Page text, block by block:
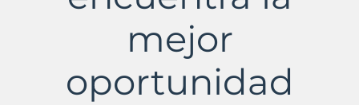
mejor
oportunidad